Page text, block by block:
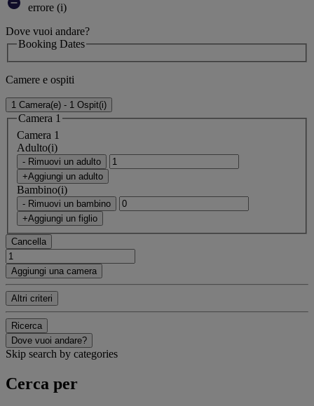
errore (i)
Dove vuoi andare?
Booking Dates
Camere e ospiti
1 Camera(e) - 1 Ospit(i)
Camera 1
Camera 1
Adulto(i)
- Rimuovi un adulto
+Aggiungi un adulto
Bambino(i)
- Rimuovi un bambino
+Aggiungi un figlio
Cancella
Aggiungi una camera
Altri criteri
Ricerca
Dove vuoi andare?
Skip search by categories
Cerca per